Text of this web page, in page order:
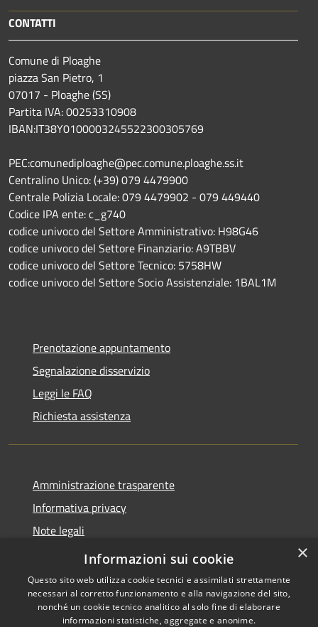
CONTATTI
Comune di Ploaghe
piazza San Pietro, 1
07017 - Ploaghe (SS)
Partita IVA: 00253310908
IBAN:IT38Y0100003245522300305769
PEC:comunediploaghe@pec.comune.ploaghe.ss.it
Centralino Unico: (+39) 079 4479900
Centrale Polizia Locale: 079 4479902 - 079 449440
Codice IPA ente: c_g740
codice univoco del Settore Amministrativo: H98G46
codice univoco del Settore Finanziario: A9TBBV
codice univoco del Settore Tecnico: 5758HW
codice univoco del Settore Socio Assistenziale: 1BAL1M
Prenotazione appuntamento
Segnalazione disservizio
Leggi le FAQ
Richiesta assistenza
Amministrazione trasparente
Informativa privacy
Note legali
Dichiarazione di accessibilità
×
Informazioni sui cookie
Questo sito web utilizza cookie tecnici e assimilati strettamente
necessari al corretto funzionamento e alla navigazione del sito,
nonché un cookie tecnico analitico al solo fine di elaborare
informazioni statistiche, aggregate e anonime.